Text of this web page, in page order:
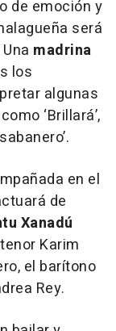
de emoción y
será
madrina
los
algunas
como ‘Brillará’,
en el
de
Xanadú
Karim
el barítono
Rey.